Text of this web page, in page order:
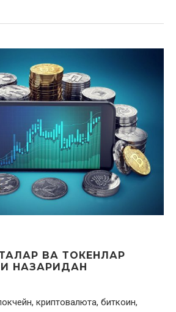
ВА ТОКЕНЛАР
НАЗАРИДАН
криптовалюта, биткоин,